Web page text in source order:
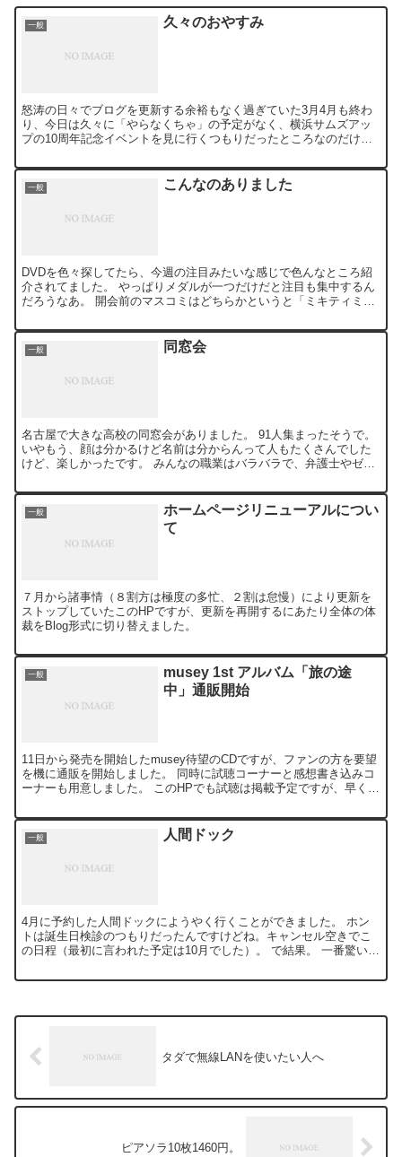
一般 久々のおやすみ
怒涛の日々でブログを更新する余裕もなく過ぎていた3月4月も終わ
り、今日は久々に「やらなくちゃ」の予定がなく、横浜サムズアッ
プの10周年記念イベントを見に行くつもりだったところなのだけ
一般 こんなのありました
DVDを色々探してたら、今週の注目みたいな感じで色んなところ紹
介されてました。 やっぱりメダルが一つだけだと注目も集中するん
だろうなあ。 開会前のマスコミはどちらかというと「ミキティミキ
一般 同窓会
名古屋で大きな高校の同窓会がありました。 91人集まったそうで。
いやもう、顔は分かるけど名前は分からんって人もたくさんでした
けど、楽しかったです。 みんなの職業はバラバラで、弁護士やゼネ
一般
ホームページリニューアルについ
て
７月から諸事情（８割方は極度の多忙、２割は怠慢）により更新を
ストップしていたこのHPですが、更新を再開するにあたり全体の体
裁をBlog形式に切り替えました。
一般
musey 1st アルバム「旅の途
中」通販開始
11日から発売を開始したmusey待望のCDですが、ファンの方を要望
を機に通販を開始しました。 同時に試聴コーナーと感想書き込みコ
ーナーも用意しました。 このHPでも試聴は掲載予定ですが、早く聞
一般 人間ドック
4月に予約した人間ドックにようやく行くことができました。 ホン
トは誕生日検診のつもりだったんですけどね。キャンセル空きでこ
の日程（最初に言われた予定は10月でした）。 で結果。 一番驚いた
タダで無線LANを使いたい人へ
ピアソラ10枚1460円。